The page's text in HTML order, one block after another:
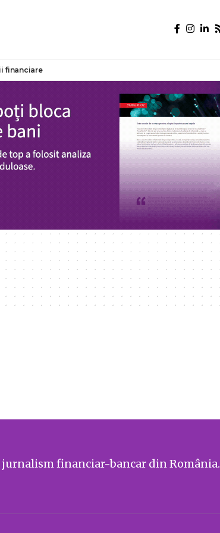
financiare
financiar-bancar din România.